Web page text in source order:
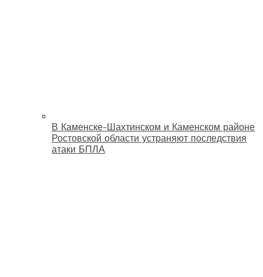
В Каменске-Шахтинском и Каменском районе
Ростовской области устраняют последствия
атаки БПЛА